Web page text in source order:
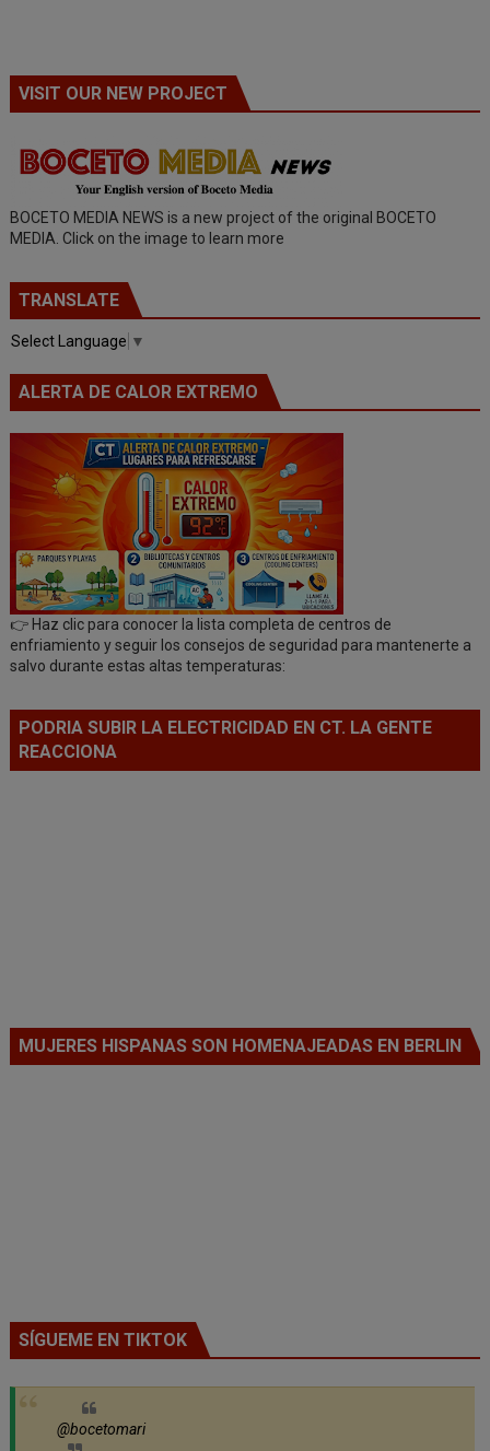
VISIT OUR NEW PROJECT
BOCETO MEDIA NEWS is a new project of the original BOCETO
MEDIA. Click on the image to learn more
TRANSLATE
Select Language ▼
ALERTA DE CALOR EXTREMO
👉 Haz clic para conocer la lista completa de centros de
enfriamiento y seguir los consejos de seguridad para mantenerte a
salvo durante estas altas temperaturas:
PODRIA SUBIR LA ELECTRICIDAD EN CT. LA GENTE
REACCIONA
MUJERES HISPANAS SON HOMENAJEADAS EN BERLIN
SÍGUEME EN TIKTOK
@bocetomari